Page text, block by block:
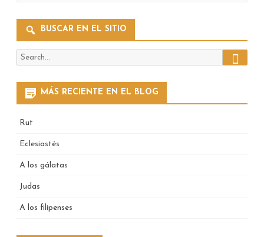
BUSCAR EN EL SITIO
Search
Search
MÁS RECIENTE EN EL BLOG
Rut
Eclesiastés
A los gálatas
Judas
A los filipenses